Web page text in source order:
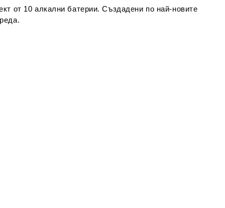
от 10 алкални батерии. Създадени по най-новите